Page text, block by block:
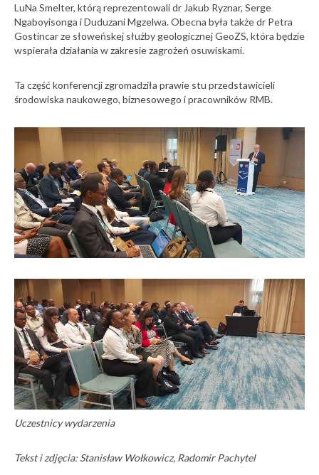
LuNa Smelter, którą reprezentowali dr Jakub Ryznar, Serge
Ngaboyisonga i Duduzani Mgzelwa. Obecna była także dr Petra
Gostincar ze słoweńskej służby geologicznej GeoZS, która będzie
wspierała działania w zakresie zagrożeń osuwiskami.
Ta część konferencji zgromadziła prawie stu przedstawicieli
środowiska naukowego, biznesowego i pracowników RMB.
Uczestnicy wydarzenia
Tekst i zdjęcia: Stanisław Wołkowicz, Radomir Pachytel